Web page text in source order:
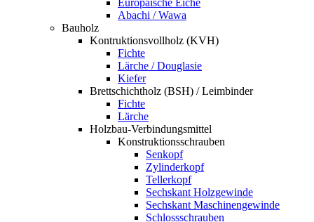
Abachi / Wawa
Bauholz
Kontruktionsvollholz (KVH)
Fichte
Lärche / Douglasie
Kiefer
Brettschichtholz (BSH) / Leimbinder
Fichte
Lärche
Holzbau-Verbindungsmittel
Konstruktionsschrauben
Senkopf
Zylinderkopf
Tellerkopf
Sechskant Holzgewinde
Sechskant Maschinengewinde
Schlossschrauben